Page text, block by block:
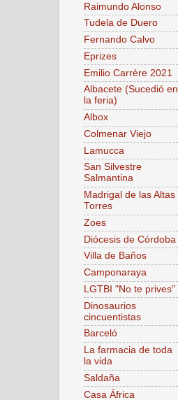
Raimundo Alonso
Tudela de Duero
Fernando Calvo
Eprizes
Emilio Carrère 2021
Albacete (Sucedió en
la feria)
Albox
Colmenar Viejo
Lamucca
San Silvestre
Salmantina
Madrigal de las Altas
Torres
Zoes
Diócesis de Córdoba
Villa de Baños
Camponaraya
LGTBI "No te prives"
Dinosaurios
cincuentistas
Barceló
La farmacia de toda
la vida
Saldaña
Casa África